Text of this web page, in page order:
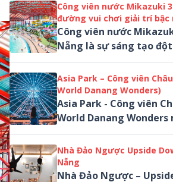
Công viên nước Mikazuki
đường vui chơi giải trí bậc
Nẵng
Công viên nước
Nẵng là sự sáng tạo
tập đoàn Mikazuki
du khách Việt Nam và
Asia Park – Công viên
World Danang Wonders)
Asia Park - Công viên
World Danang Wonders
hàng loạt trò chơi độc
tiên xuất hiện tại Việt
Nhà Đảo Ngược Upside
Nẵng
Nhà Đảo Ngược –